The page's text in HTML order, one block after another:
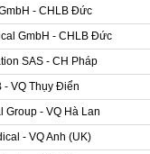
- CHLB Đức
GmbH - CHLB Đức
SAS - CH Pháp
- VQ Thụy Điển
Group - VQ Hà Lan
- VQ Anh (UK)